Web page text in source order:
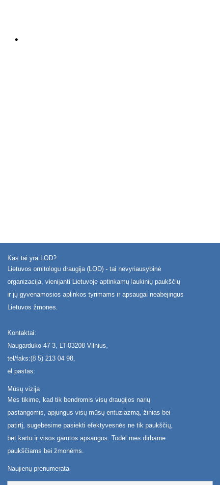
Kas tai yra LOD?
Lietuvos ornitologu draugija (LOD) - tai nevyriausybinė
organizacija, vienijanti Lietuvoje aptinkamų laukinių paukščių
ir jų gyvenamosios aplinkos tyrimams ir apsaugai neabejingus
Lietuvos žmones.
Kontaktai:
Naugarduko 47-3, LT-03208 Vilnius,
tel/faks:(8 5) 213 04 98,
el.pastas:
Mūsų vizija
Mes tikime, kad tik bendromis visų draugijos narių
pastangomis, apjungus visų mūsų entuziazmą, žinias bei
patirtį, sugebėsime pasiekti efektyvesnės ne tik paukščių,
bet kartu ir visos gamtos apsaugos. Todėl mes dirbame
paukščiams bei žmonėms.
Naujienų prenumerata